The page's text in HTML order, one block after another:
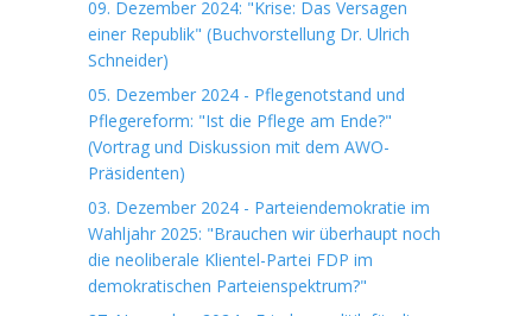
09. Dezember 2024: "Krise: Das Versagen
einer Republik" (Buchvorstellung Dr. Ulrich
Schneider)
05. Dezember 2024 - Pflegenotstand und
Pflegereform: "Ist die Pflege am Ende?"
(Vortrag und Diskussion mit dem AWO-
Präsidenten)
03. Dezember 2024 - Parteiendemokratie im
Wahljahr 2025: "Brauchen wir überhaupt noch
die neoliberale Klientel-Partei FDP im
demokratischen Parteienspektrum?"